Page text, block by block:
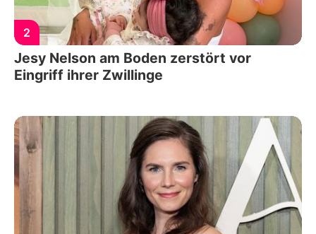
2
Jesy Nelson am Boden zerstört vor
Eingriff ihrer Zwillinge